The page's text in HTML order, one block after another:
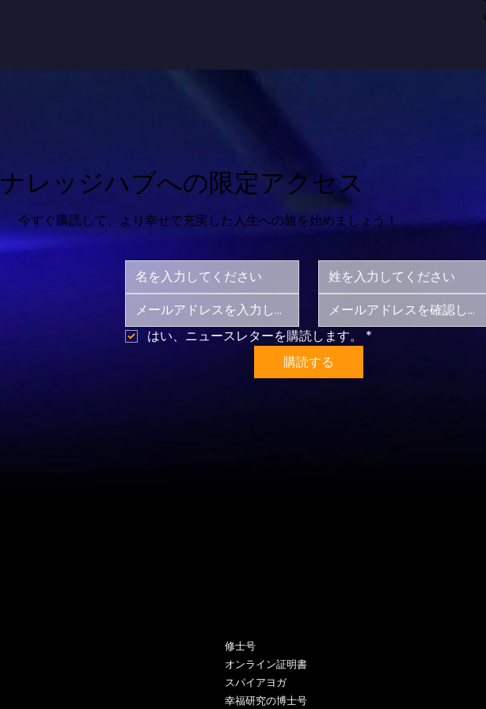
ナレッジハブへの限定アクセス
今すぐ購読して、より幸せで充実した人生への旅を始めましょう！
はい、ニュースレターを購読します。
*
購読する
修士号
オンライン証明書
スパイアヨガ
幸福研究の博士号